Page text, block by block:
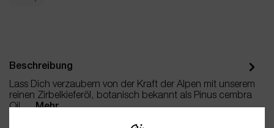
Beschreibung
Lass Dich verzaubern von der Kraft der Alpen mit unserem
reinen Zirbelkieferöl, botanisch bekannt als Pinus cembra
Oil.…Mehr